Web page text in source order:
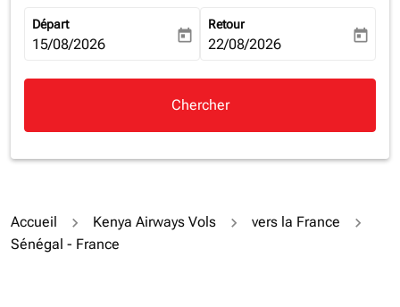
Départ
fc-booking-departure-date-aria-label
15/08/2026 today
Retour
fc-booking-return-date-aria-
22/08/2026 today
Chercher
Accueil Kenya Airways Vols
vers la France
Sénégal - France